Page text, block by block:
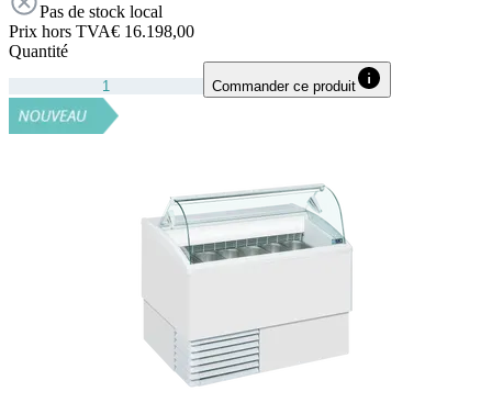
Pas de stock local
Prix hors TVA€ 16.198,00
Quantité
Commander ce produit